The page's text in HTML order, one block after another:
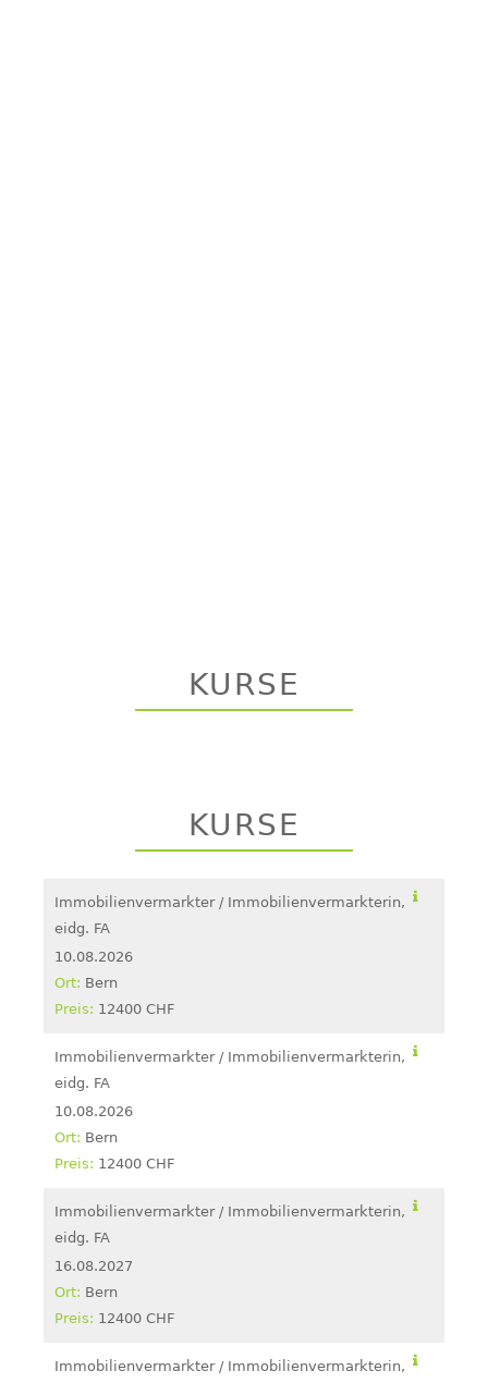
KURSE
KURSE
Immobilienvermarkter / Immobilienvermarkterin,
eidg. FA
10.08.2026
Bern
12400 CHF
Immobilienvermarkter / Immobilienvermarkterin,
eidg. FA
10.08.2026
Bern
12400 CHF
Immobilienvermarkter / Immobilienvermarkterin,
eidg. FA
16.08.2027
Bern
12400 CHF
Immobilienvermarkter / Immobilienvermarkterin,